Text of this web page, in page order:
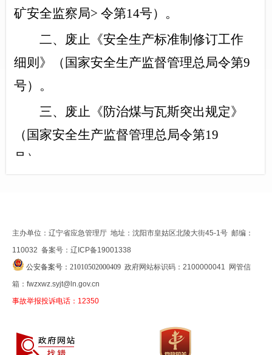
矿安全监察局> 令第14号）。
二、废止《安全生产标准制修订工作
细则》（国家安全生产监督管理总局令第9
号）。
三、废止《防治煤与瓦斯突出规定》
（国家安全生产监督管理总局令第19
号）。
本决定自公布之日起施行。
主办单位：辽宁省应急管理厅 地址：沈阳市皇姑区北陵大街45-1号 邮编：
110032 备案号：辽ICP备19001338
公安备案号：21010502000409 政府网站标识码：2100000041 网管信
箱：fwzxwz.syjt@ln.gov.cn
事故举报投诉电话：12350